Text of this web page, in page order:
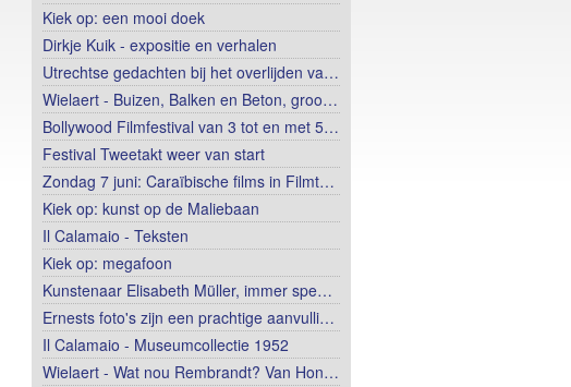
Kiek op: een mooi doek
Dirkje Kuik - expositie en verhalen
Utrechtse gedachten bij het overlijden va…
Wielaert - Buizen, Balken en Beton, groo…
Bollywood Filmfestival van 3 tot en met 5…
Festival Tweetakt weer van start
Zondag 7 juni: Caraïbische films in Filmt…
Kiek op: kunst op de Maliebaan
Il Calamaio - Teksten
Kiek op: megafoon
Kunstenaar Elisabeth Müller, immer spe…
Ernests foto's zijn een prachtige aanvulli…
Il Calamaio - Museumcollectie 1952
Wielaert - Wat nou Rembrandt? Van Hon…